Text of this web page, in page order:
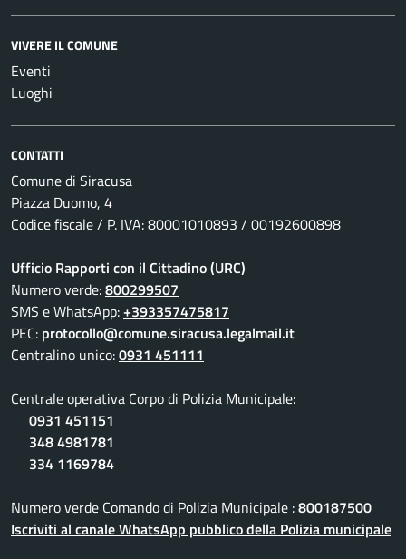
VIVERE IL COMUNE
Eventi
Luoghi
CONTATTI
Comune di Siracusa
Piazza Duomo, 4
Codice fiscale / P. IVA: 80001010893 / 00192600898
Ufficio Rapporti con il Cittadino (URC)
Numero verde:800299507
SMS e WhatsApp:+393357475817
PEC: protocollo@comune.siracusa.legalmail.it
Centralino unico:0931 451111
Centrale operativa Corpo di Polizia Municipale:
0931 451151
348 4981781
334 1169784
Numero verde Comando di Polizia Municipale :800187500
Iscriviti al canale WhatsApp pubblico della Polizia municipale